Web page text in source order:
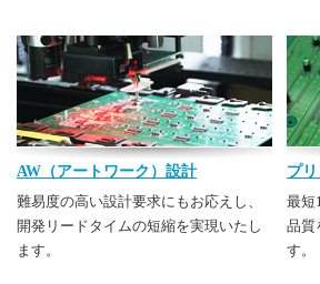
AW（アートワーク）設計
難易度の高い設計要求にもお応えし、
開発リードタイムの短縮を実現いたし
ます。
プ
最短
品質
す。